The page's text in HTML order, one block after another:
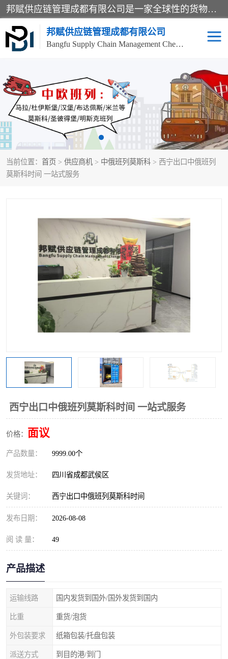
邦赋供应链管理成都有限公司是一家全球性的货物运输代理公司，主要从事：波兰中欧班列、德国中欧班列、出口莫斯科班列、中欧班列进口、蓉欧铁路、成都出口空运等业务，同时亦提供报关、报检、仓储、码头操作等服务。
邦赋供应链管理成都有限公司
Bangfu Supply Chain Management Chengdu Co.,LTD
当前位置： 首页 > 供应商机 > 中俄班列莫斯科 > 西宁出口中俄班列
莫斯科时间 一站式服务
西宁出口中俄班列莫斯科时间 一站式服务
价格： 面议
产品数量： 9999.00个
发货地址： 四川省成都武侯区
关键词： 西宁出口中俄班列莫斯科时间
发布日期： 2026-08-08
阅 读 量： 49
产品描述
运输线路 国内发货到国外/国外发货到国内
比重 重货/泡货
外包装要求 纸箱包装/托盘包装
派送方式 到目的港/到门
进出口门到门 成都中欧班列
国际汽运 国际空运
食品进口物流清关 南美海运
中欧班列进口红酒啤酒
蓉欧班列进口机械设备 马来西亚物流
东南亚铁路 铁路出口拼箱/整柜
中俄班列莫斯科